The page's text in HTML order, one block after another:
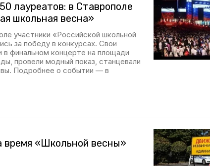
лауреатов: в Ставрополе
школьная весна»
участники «Российской школьной
за победу в конкурсах. Свои
в финальном концерте на площади
провели модный показ, станцевали
Подробнее о событии — в
время «Школьной весны»